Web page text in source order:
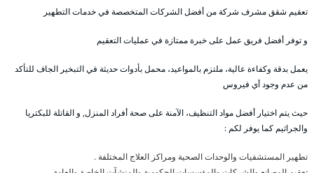
تعقيم شقق مشرف شركة من أفضل الشركات المتخصصة في خدمات التطهير
و توفر أفضل فريق عمل على خبرة ممتازة في عمليات التعقيم
يعمل بدقة وكفاءة عالية، ملتزم بالمواعيد، محمل بأدوات حديثة في التبخير الجاف للتأكد
من عدم وجود أي فيروس
حيث يتم اختيار أفضل مواد التنظيف، الآمنة على صحة أفراد المنزل, و القاتلة للبكتريا
والجراثيم كما يوفر لكم :
تطهير المستشفيات والوحدات الصحية ومراكز العلاج المختلفة .